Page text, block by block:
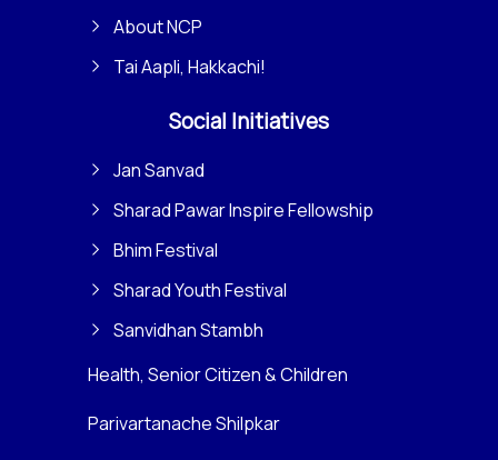
About NCP
Tai Aapli, Hakkachi!
Social Initiatives
Jan Sanvad
Sharad Pawar Inspire Fellowship
Bhim Festival
Sharad Youth Festival
Sanvidhan Stambh
Health, Senior Citizen & Children
Parivartanache Shilpkar